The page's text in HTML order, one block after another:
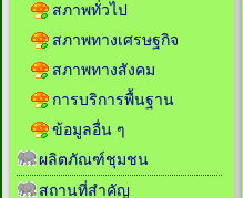
สภาพทั่วไป
สภาพทางเศรษฐกิจ
สภาพทางสังคม
การบริการพื้นฐาน
ข้อมูลอื่น ๆ
ผลิตภัณฑ์ชุมชน
สถานที่สำคัญ